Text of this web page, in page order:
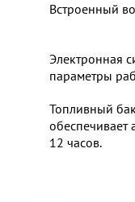
Встроенный
Электронная
параметры
Топливный
обеспечивает
12 часов.